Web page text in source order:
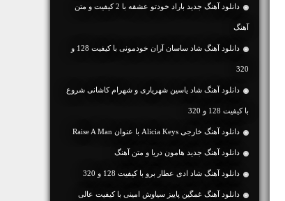
دانلود آهنگ جديد باراد خودتو عشقه با 2 کیفیت و متن
آهنگ
دانلود آهنگ شاد ساسان آران خودمونی با کیفیت 128 و
320
دانلود آهنگ شاد یاسین شهریاری و شهرام کاشانی شروع
با کیفیت 128 و 320
دانلود آهنگ خارجی Alicia Keys با عنوان Raise A Man
دانلود آهنگ جديد هامون دریا و متن آهنگ
دانلود آهنگ شاد ادی عطار برو با کیفیت 128 و 320
دانلود آهنگ غمگین پاییز سیاوش امینی با کیفیت عالی